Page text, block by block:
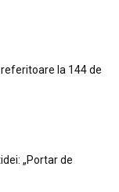
la 144 de
„Portar de